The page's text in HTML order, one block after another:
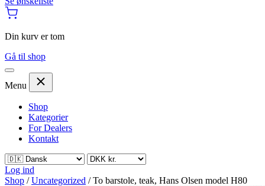
Din kurv er tom
Gå til shop
Menu
Shop
Kategorier
For Dealers
Kontakt
Log ind
Shop / Uncategorized / To barstole, teak, Hans Olsen model H80